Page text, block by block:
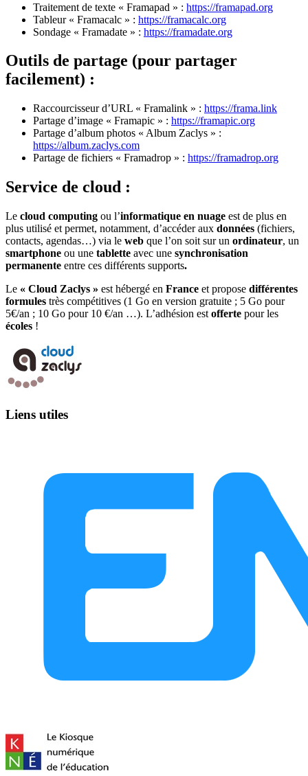
Traitement de texte « Framapad » : https://framapad.org
Tableur « Framacalc » : https://framacalc.org
Sondage « Framadate » : https://framadate.org
Outils de partage (pour partager
facilement) :
Raccourcisseur d’URL « Framalink » : https://frama.link
Partage d’image « Framapic » : https://framapic.org
Partage d’album photos « Album Zaclys » :
https://album.zaclys.com
Partage de fichiers « Framadrop » : https://framadrop.org
Service de cloud :
Le cloud computing ou l’informatique en nuage est de plus en
plus utilisé et permet, notamment, d’accéder aux données (fichiers,
contacts, agendas…) via le web que l’on soit sur un ordinateur, un
smartphone ou une tablette avec une synchronisation
permanente entre ces différents supports.
Le « Cloud Zaclys » est hébergé en France et propose différentes
formules très compétitives (1 Go en version gratuite ; 5 Go pour
5€/an ; 10 Go pour 10 €/an …). L’adhésion est offerte pour les
écoles !
Liens utiles